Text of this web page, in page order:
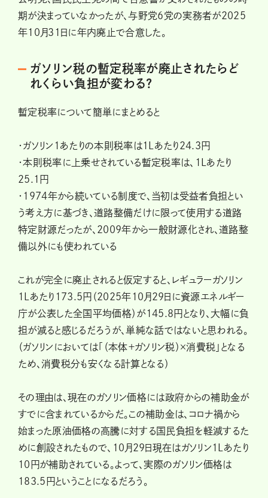
期が決まっていなかったが、与野党6党の実務者が2025
年10月31日に年内廃止で合意した。
ガソリン税の暫定税率が廃止されたらど
れくらい負担が変わる?
暫定税率について簡単にまとめると
・ガソリン1あたりの本則税率は1Lあたり24.3円
・本則税率に上乗せされている暫定税率は、1Lあたり
25.1円
・1974年から続いている制度で、当初は受益者負担とい
う考え方に基づき、道路整備だけに限って使用する道路
特定財源だったが、2009年から一般財源化され、道路整
備以外にも使われている
これが完全に廃止されると仮定すると、レギュラーガソリン
1Lあたり173.5円（2025年10月29日に資源エネルギー
庁が公表した全国平均価格）が145.8円となり、大幅に負
担が減ると感じるだろうが、単純な話ではないと思われる。
（ガソリンにおいては「（本体＋ガソリン税）×消費税」となる
ため、消費税分も安くなる計算となる）
その理由は、現在のガソリン価格には政府からの補助金が
すでに含まれているからだ。この補助金は、コロナ禍から
始まった原油価格の高騰に対する国民負担を軽減するた
めに創設されたもので、10月29日現在はガソリン1Lあたり
10円が補助されている。よって、実際のガソリン価格は
183.5円ということになるだろう。